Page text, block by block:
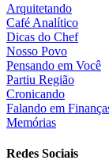
Arquitetando
Café Analítico
Dicas do Chef
Nosso Povo
Pensando em Você
Partiu Região
Cronicando
Falando em
Memórias
Redes Sociais